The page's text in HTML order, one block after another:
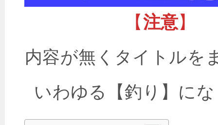
【注意】
内容が無くタイトルを
いわゆる【釣り】に